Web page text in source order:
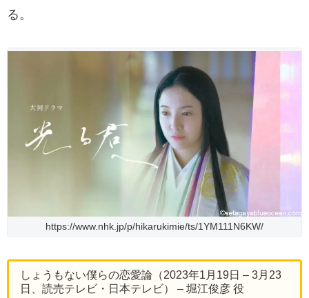
る。
https://www.nhk.jp/p/hikarukimie/ts/1YM111N6KW/
しょうもない僕らの恋愛論（2023年1月19日 – 3月23
日、読売テレビ・日本テレビ） – 堀江俊彦 役